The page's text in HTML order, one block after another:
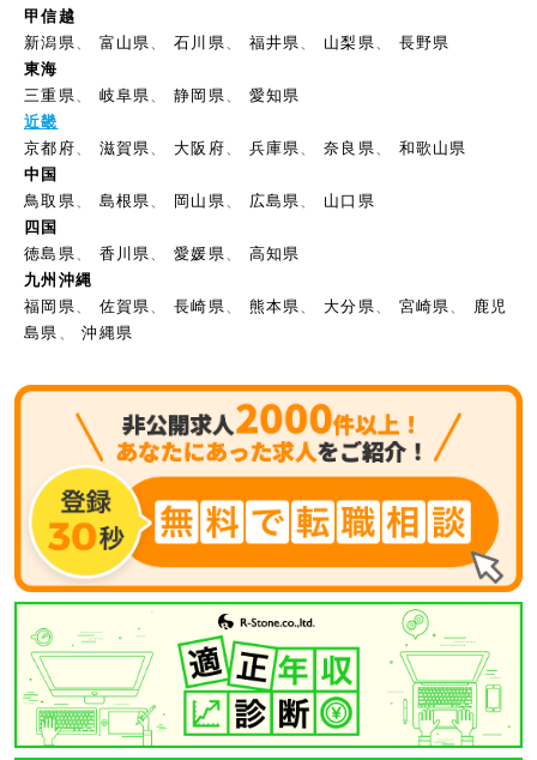
甲信越
新潟県
富山県 、石川県 福井県 山梨県
長野県
東海
三重県
岐阜県 、静岡県
愛知県
近畿
京都府
滋賀県 大阪府 兵庫県 、奈良県
和歌山県
中国
鳥取県
島根県 岡山県 広島県
山口県
四国
徳島県
香川県 、愛媛県
高知県
九州沖縄
福岡県
佐賀県 、長崎県 熊本県 大分県 宮崎県
鹿児
島県
、沖縄県